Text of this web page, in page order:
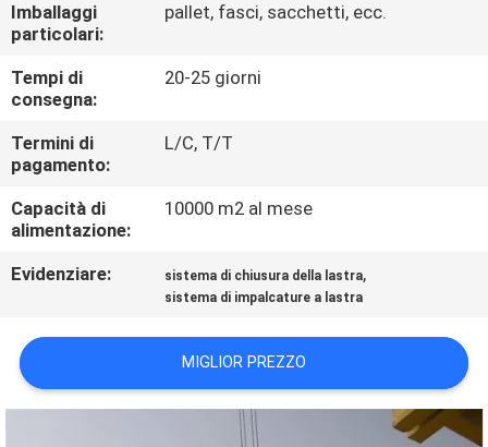
CONTATTICI
RICHIEDA
UNA
CITAZIONE
DEL
SITO
PRIVACY
Imballaggi
particolari:
pallet, fasci, sacchetti, ecc.
Tempi di
consegna:
20-25 giorni
Termini di
pagamento:
L/C, T/T
Capacità di
alimentazione:
10000 m2 al mese
Evidenziare: sistema di chiusura della lastra,
sistema di impalcature a lastra
MIGLIOR PREZZO